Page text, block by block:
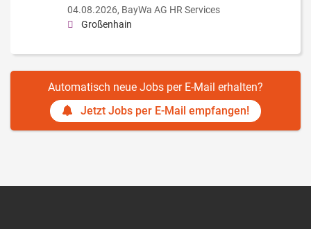
04.08.2026, BayWa AG HR Services
Großenhain
Automatisch neue Jobs per E-Mail erhalten?
Jetzt Jobs per E-Mail empfangen!